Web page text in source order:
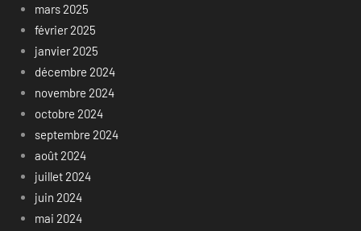
mars 2025
février 2025
janvier 2025
décembre 2024
novembre 2024
octobre 2024
septembre 2024
août 2024
juillet 2024
juin 2024
mai 2024